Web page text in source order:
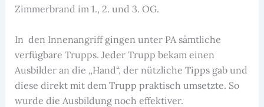
Zimmerbrand im 1., 2. und 3. OG.
In den Innenangriff gingen unter PA sämtliche
verfügbare Trupps. Jeder Trupp bekam einen
Ausbilder an die „Hand“, der nützliche Tipps gab und
diese direkt mit dem Trupp praktisch umsetzte. So
wurde die Ausbildung noch effektiver.